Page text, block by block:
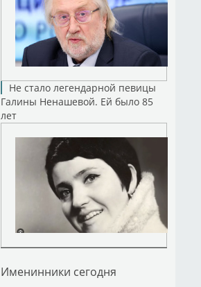
Не стало легендарной певицы
Галины Ненашевой. Ей было 85
лет
Именинники сегодня